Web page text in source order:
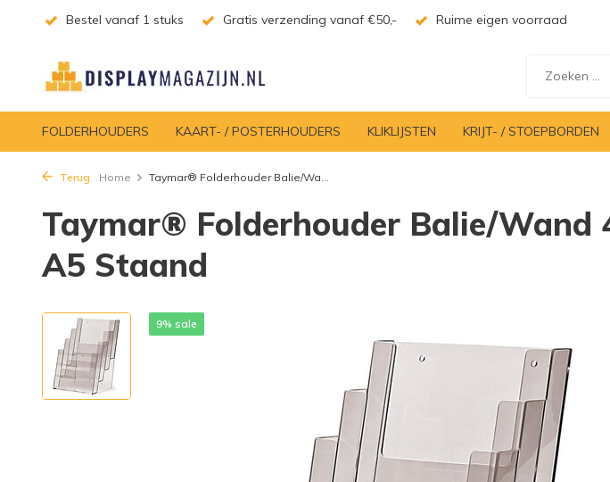
Bestel vanaf 1 stuks Gratis verzending vanaf €50,- Ruime eigen voorraad
FOLDERHOUDERS KAART- / POSTERHOUDERS KLIKLIJSTEN KRIJT- / STOEPBORDEN
Terug Home Taymar® Folderhouder Balie/Wa...
Taymar® Folderhouder Balie/Wand
A5 Staand
9% sale